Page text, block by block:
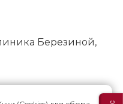
Ульяновске